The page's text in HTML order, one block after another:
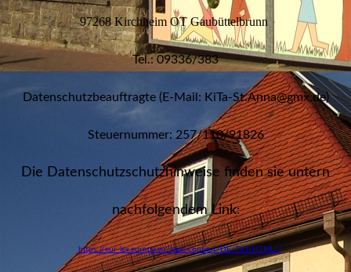
97268 Kirchheim OT Gaubüttelbrunn
Tel.: 09336/383
Datenschutzbeauftragte (E-Mail: KiTa-St.Anna@gmx.de)
Steuernummer: 257/110/91826
Die Datenschutzschutzhinweise finden sie untern
nachfolgendem Link:
https://eur-lex.europa.eu/legal-content/DE/TXT/HTML/?